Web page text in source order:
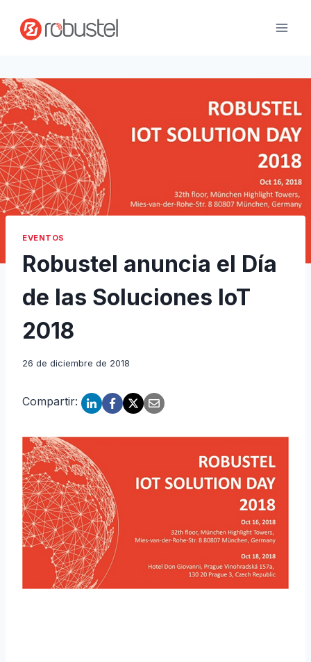
contenido
EVENTOS
Robustel anuncia el Día
de las Soluciones IoT
2018
26 de diciembre de 2018
Compartir: